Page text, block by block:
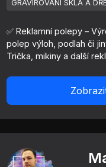
GRAVÍROVÁNÍ SKLA A
✅ Reklamní polepy –
polep výloh, podlah či
Trička, mikiny a další